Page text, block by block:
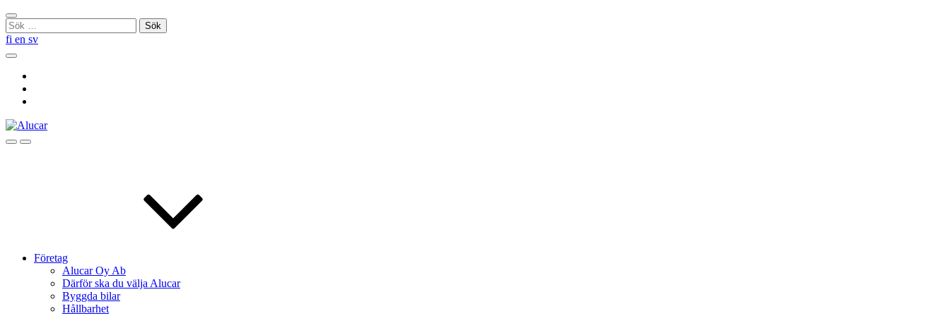
Skip
to
content
Stäng
sökningen
Sök
efter:
fi en sv
Sök
SökMenu
Företag
Alucar Oy Ab
Därför ska du välja Alucar
Byggda bilar
Hållbarhet